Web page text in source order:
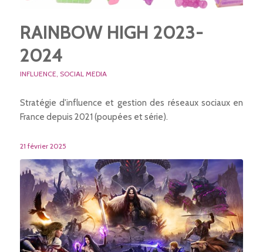
RAINBOW HIGH 2023-
2024
INFLUENCE SOCIAL MEDIA
Stratégie d'influence et gestion des réseaux sociaux en
France depuis 2021 (poupées et série).
21 février 2025